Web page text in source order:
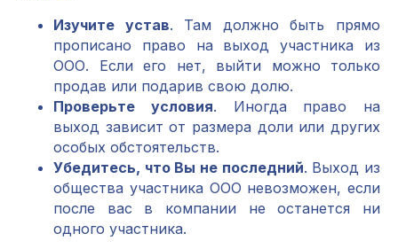
Изучите устав. Там должно быть прямо
прописано право на выход участника из
ООО. Если его нет, выйти можно только
продав или подарив свою долю.
Проверьте условия. Иногда право на
выход зависит от размера доли или других
особых обстоятельств.
Убедитесь, что Вы не последний. Выход из
общества участника ООО невозможен, если
после вас в компании не останется ни
одного участника.